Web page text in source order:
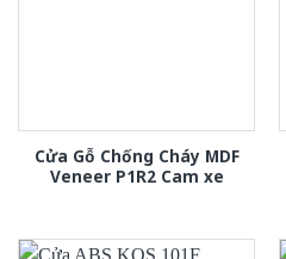
Cửa Gỗ Chống Cháy MDF
Veneer P1R2 Cam xe